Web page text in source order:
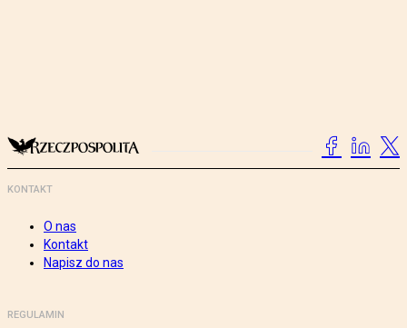
KONTAKT
O nas
Kontakt
Napisz do nas
REGULAMIN